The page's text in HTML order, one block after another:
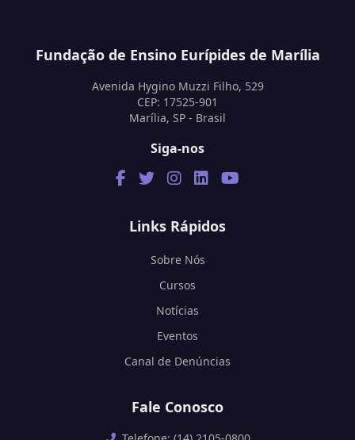
Fundação de Ensino Eurípides de Marília
Avenida Hygino Muzzi Filho, 529
CEP: 17525-901
Marília, SP - Brasil
Siga-nos
Links Rápidos
Sobre Nós
Cursos
Notícias
Eventos
Canal de Denúncias
Fale Conosco